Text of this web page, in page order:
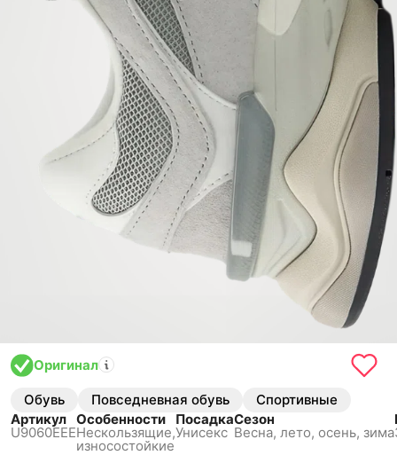
Оригинал
Обувь Повседневная обувь
Спортивные
Артикул
U9060EEE
Особенности
Нескользящиe,
износостойкие
Посадка
Унисекс
Сезон
Весна, лето, осень, зима